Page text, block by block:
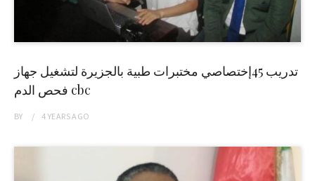
تدريب 45إختصاصي مختبرات طبية بالجزيرة لتشغيل جهاز
فحص الدم cbc
BY 4 YEARSAGO